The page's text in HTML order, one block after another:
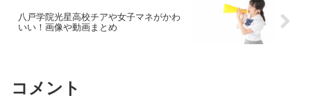
八戸学院光星高校チアや女子マネがかわ
いい！画像や動画まとめ
コメント